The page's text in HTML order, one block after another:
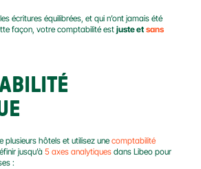
écritures équilibrées, et qui n’ont jamais été
façon, votre comptabilité est juste et sans
plusieurs hôtels et utilisez une comptabilité
jusqu’à 5 axes analytiques dans Libeo pour
: